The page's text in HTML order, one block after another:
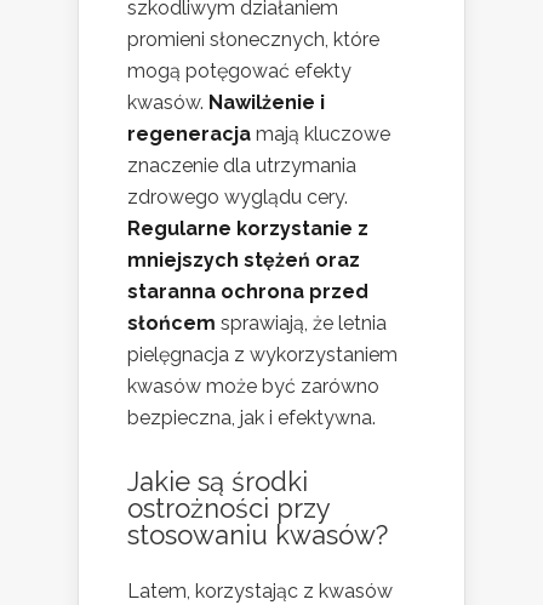
szkodliwym działaniem
promieni słonecznych, które
mogą potęgować efekty
kwasów. Nawilżenie i
regeneracja mają kluczowe
znaczenie dla utrzymania
zdrowego wyglądu cery.
Regularne korzystanie z
mniejszych stężeń oraz
staranna ochrona przed
słońcem sprawiają, że letnia
pielęgnacja z wykorzystaniem
kwasów może być zarówno
bezpieczna, jak i efektywna.
Jakie są środki
ostrożności przy
stosowaniu kwasów?
Latem, korzystając z kwasów